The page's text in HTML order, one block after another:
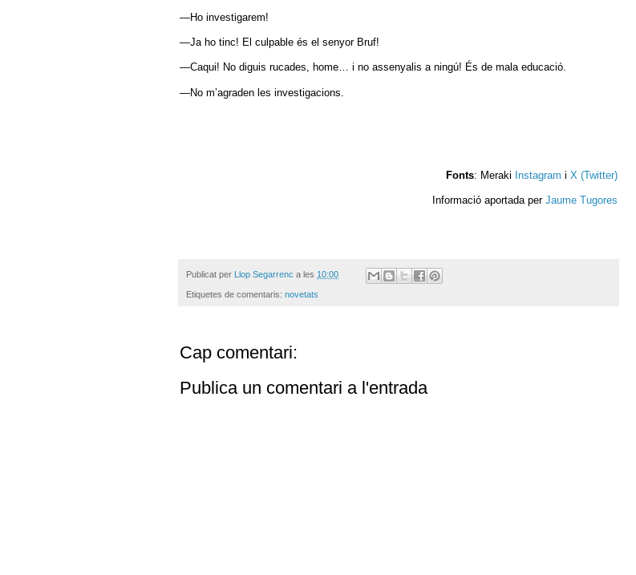
—Ho investigarem!
—Ja ho tinc! El culpable és el senyor Bruf!
—Caqui! No diguis rucades, home… i no assenyalis a ningú! És de mala educació.
—No m’agraden les investigacions.
Fonts: Meraki Instagram i X (Twitter)
Informació aportada per Jaume Tugores
Publicat per Llop Segarrenc a les 10:00
Etiquetes de comentaris: novetats
Cap comentari:
Publica un comentari a l'entrada